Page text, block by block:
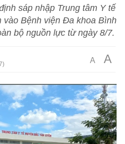
sáp nhập Trung tâm Y tế
vào Bệnh viện Đa khoa Bình
bộ nguồn lực từ ngày 8/7.
A A